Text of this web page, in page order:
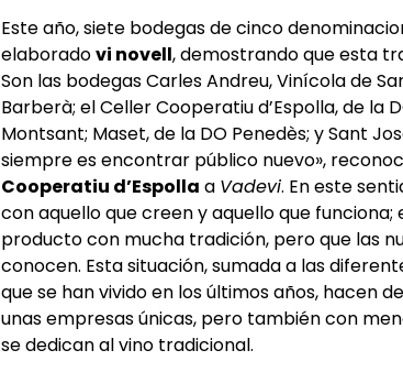
Este año, siete bodegas de cinco
elaboradovi novell, demostrando que esta
Son las bodegas Carles Andreu, Vinícola de
Barberà; el Celler Cooperatiu d’Espolla, de la
Montsant; Maset, de la DO Penedès; y Sant
siempre es encontrar público nuevo»,
Cooperatiu d’Espolla a Vadevi. En este
con aquello que creen y aquello que
producto con mucha tradición, pero que las
conocen. Esta situación, sumada a las
que se han vivido en los últimos años, hacen
unas empresas únicas, pero también con
se dedican al vino tradicional.